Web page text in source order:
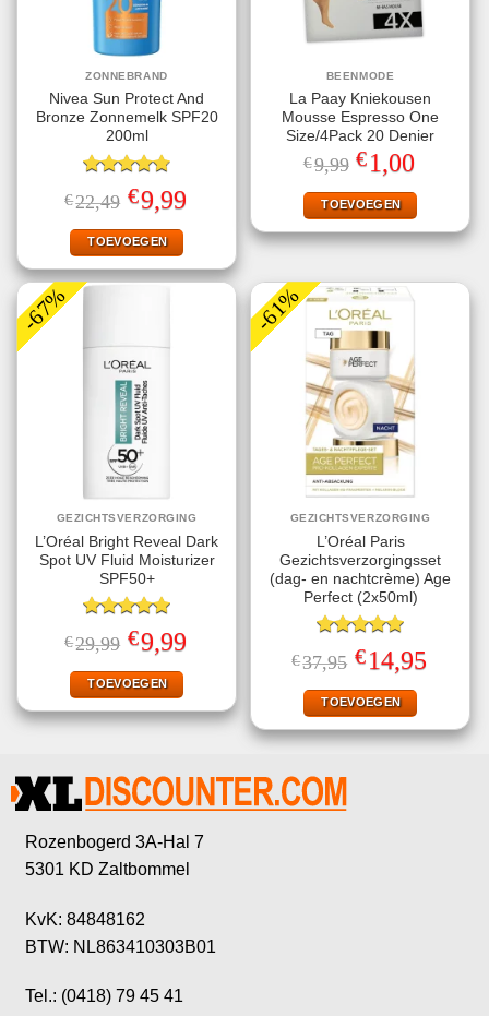
ZONNEBRAND
Nivea Sun Protect And
Bronze Zonnemelk SPF20
200ml
Gewaardeerd
4.78uit 5
€22,49 Oorspronkelijke
prijs
was:
€22,49.
€9,99Huidige
prijs
TOEVOEGEN
BEENMODE
La Paay Kniekousen
Mousse Espresso One
Size/4Pack 20 Denier
€9,99 Oorspronkelijke
prijs
was:
€9,99.
€1,00
is:
€1,00.
TOEVOEGEN
-67%
GEZICHTSVERZORGING
L’Oréal Bright Reveal Dark
Spot UV Fluid Moisturizer
SPF50+
Gewaardeerd
5.00uit 5
€29,99 Oorspronkelijke
prijs
was:
€29,99.
€9,99Huidige
prijs
TOEVOEGEN
-61%
GEZICHTSVERZORGING
L’Oréal Paris
Gezichtsverzorgingsset
(dag- en nachtcrème) Age
Perfect (2x50ml)
Gewaardeerd
5.00uit 5
€37,95 Oorspronkelijke
prijs
was:
€37,95.
€14,95prijs
TOEVOEGEN
Rozenbogerd 3A-Hal 7
5301 KD Zaltbommel
KvK: 84848162
BTW: NL863410303B01
Tel.: (0418) 79 45 41